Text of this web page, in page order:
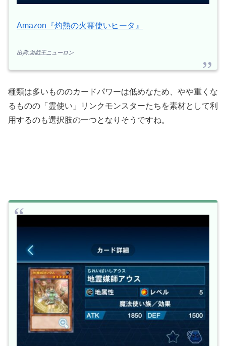
Amazon『灼熱の火霊使いヒータ』
出典:遊戯王ニューロン
種類は多いもののカードパワーは低めなため、やや重くな
るものの「霊使い」リンクモンスターたちを素材として利
用するのも選択肢の一つとなりそうですね。